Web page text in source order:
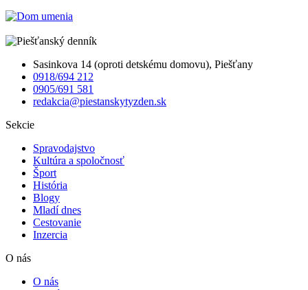
Sasinkova 14 (oproti detskému domovu), Piešťany
0918/694 212
0905/691 581
redakcia@piestanskytyzden.sk
Sekcie
Spravodajstvo
Kultúra a spoločnosť
Šport
História
Blogy
Mladí dnes
Cestovanie
Inzercia
O nás
O nás